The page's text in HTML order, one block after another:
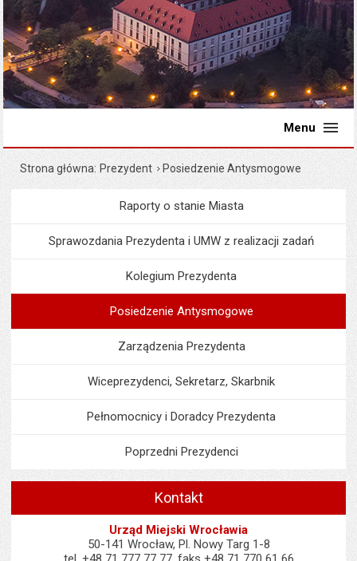
Menu
Strona główna Prezydent Posiedzenie Antysmogowe
MenuPrezydent
Raporty o stanie Miasta
Sprawozdania Prezydenta i UMW z realizacji zadań
Kolegium Prezydenta
Posiedzenie Antysmogowe
Zarządzenia Prezydenta
Wiceprezydenci, Sekretarz, Skarbnik
Pełnomocnicy i Doradcy Prezydenta
Poprzedni Prezydenci
Kontakt
Urząd Miejski Wrocławia
50-141 Wrocław, Pl. Nowy Targ 1-8